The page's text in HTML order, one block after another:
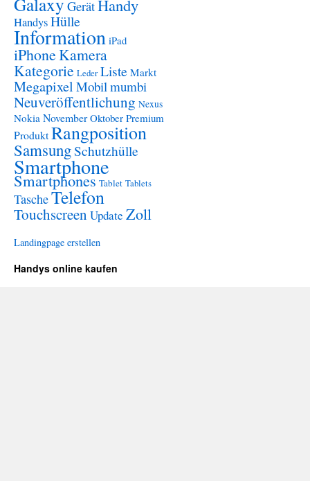
GerätHandy
HandysHülle
Information iPad
iPhoneKamera
Kategorie Leder Liste Markt
Megapixel Mobilmumbi
Neuveröffentlichung Nexus
Nokia November Oktober Premium
ProduktRangposition
SamsungSchutzhülle
Smartphone
Smartphones Tablet Tablets
TascheTelefon
Touchscreen Update Zoll
Landingpage erstellen
Handys online kaufen